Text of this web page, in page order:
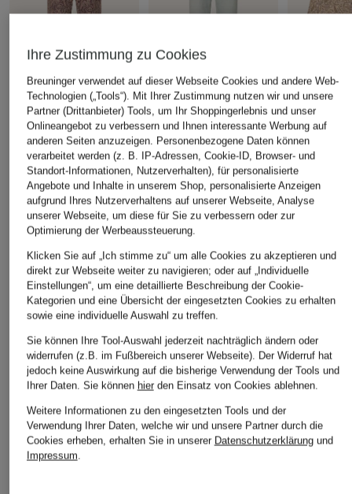
ba&sh
Straight Jeans TOOTY
107,50 €
Bestpreis:
129 €
Ursprünglich:215 €
ba&sh
Straight Jeans CENOS
97,50 €
Bestpreis:
136,50 €
Ursprünglich:
195 €
ba&sh
Overjacket
135 €
Bestpreis:
Ursprünglich:
ÄHNLICHE ARTIKEL ENTDECKEN
Ihre Zustimmung zu Cookies
Breuninger verwendet auf dieser Webseite Cookies und andere Web-
Technologien („Tools“). Mit Ihrer Zustimmung nutzen wir und unsere
Partner (Drittanbieter) Tools, um Ihr Shoppingerlebnis und unser
Onlineangebot zu verbessern und Ihnen interessante Werbung auf
anderen Seiten anzuzeigen. Personenbezogene Daten können
verarbeitet werden (z. B. IP-Adressen, Cookie-ID, Browser- und
Standort-Informationen, Nutzerverhalten), für personalisierte
Angebote und Inhalte in unserem Shop, personalisierte Anzeigen
aufgrund Ihres Nutzerverhaltens auf unserer Webseite, Analyse
unserer Webseite, um diese für Sie zu verbessern oder zur
Optimierung der Werbeaussteuerung.
Klicken Sie auf „Ich stimme zu“ um alle Cookies zu akzeptieren und
direkt zur Webseite weiter zu navigieren; oder auf „Individuelle
Einstellungen“, um eine detaillierte Beschreibung der Cookie-
Kategorien und eine Übersicht der eingesetzten Cookies zu erhalten
sowie eine individuelle Auswahl zu treffen.
Sie können Ihre Tool-Auswahl jederzeit nachträglich ändern oder
widerrufen (z.B. im Fußbereich unserer Webseite). Der Widerruf hat
jedoch keine Auswirkung auf die bisherige Verwendung der Tools und
Ihrer Daten. Sie können hierden Einsatz von Cookies ablehnen.
Weitere Informationen zu den eingesetzten Tools und der
Verwendung Ihrer Daten, welche wir und unsere Partner durch die
Cookies erheben, erhalten Sie in unserer Datenschutzerklärungund
Impressum.